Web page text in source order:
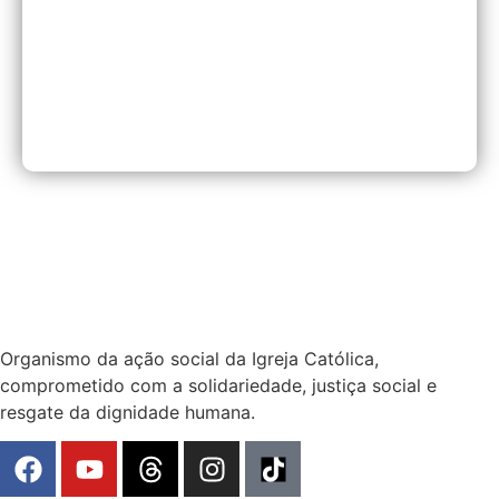
Organismo da ação social da Igreja Católica,
comprometido com a solidariedade, justiça social e
resgate da dignidade humana.